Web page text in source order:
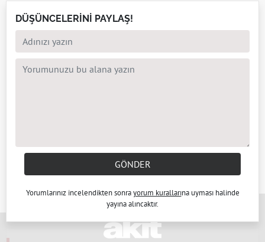
DÜŞÜNCELERİNİ PAYLAŞ!
GÖNDER
Yorumlarınız incelendikten sonrayorum kurallarına uyması halinde
yayına alıncaktır.